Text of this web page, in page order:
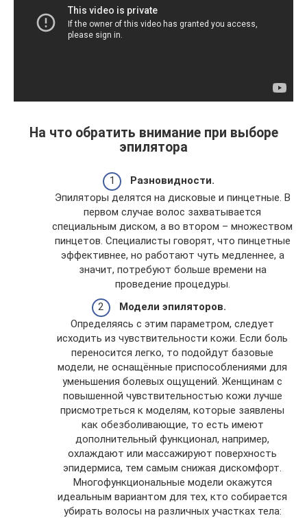
На что обратить внимание при выборе
эпилятора
Разновидности.
Эпиляторы делятся на дисковые и пинцетные. В
первом случае волос захватывается
специальным диском, а во втором – множеством
пинцетов. Специалисты говорят, что пинцетные
эффективнее, но работают чуть медленнее, а
значит, потребуют больше времени на
проведение процедуры.
Модели эпиляторов.
Определяясь с этим параметром, следует
исходить из чувствительности кожи. Если боль
переносится легко, то подойдут базовые
модели, не оснащённые приспособлениями для
уменьшения болевых ощущений. Женщинам с
повышенной чувствительностью кожи лучше
присмотреться к моделям, которые заявлены
как обезболивающие, то есть имеют
дополнительный функционал, например,
охлаждают или массажируют поверхность
эпидермиса, тем самым снижая дискомфорт.
Многофункциональные модели окажутся
идеальным вариантом для тех, кто собирается
убирать волосы на различных участках тела: